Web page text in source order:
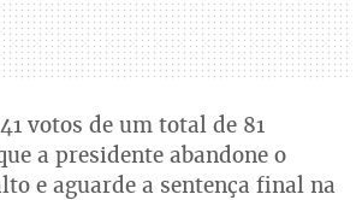
votos de um total de 81
a presidente abandone o
e aguarde a sentença final na